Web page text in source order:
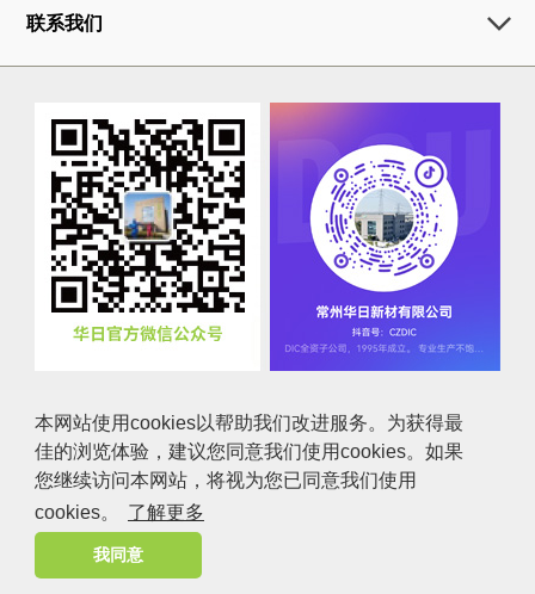
联系我们
COPYRIGHT © 常州华日新材有限公司 ALL RIGHTS RESERVED.
咨询 使用条件 个人信息保护方针
本网站使用cookies以帮助我们改进服务。为获得最
佳的浏览体验，建议您同意我们使用cookies。如果
您继续访问本网站，将视为您已同意我们使用
cookies。
了解更多
我同意